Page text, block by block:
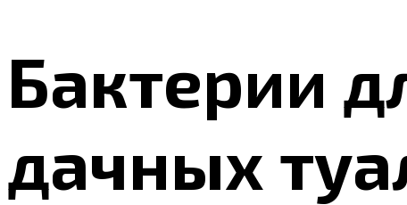
Бактерии
дачных